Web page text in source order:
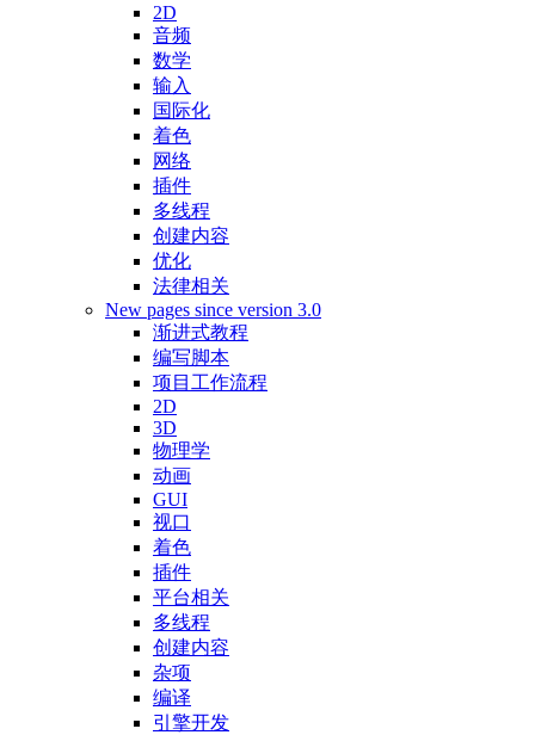
2D
音频
数学
输入
国际化
着色
网络
插件
多线程
创建内容
优化
法律相关
New pages since version 3.0
渐进式教程
编写脚本
项目工作流程
2D
3D
物理学
动画
GUI
视口
着色
插件
平台相关
多线程
创建内容
杂项
编译
引擎开发